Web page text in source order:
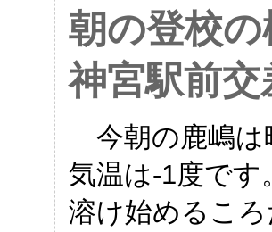
朝の登校
神宮駅前
今朝の鹿嶋は
気温は-1度です
溶け始めるこ